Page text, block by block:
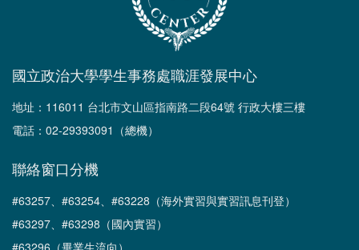
國立政治大學學生事務處職涯發展中心
地址：116011 台北市文山區指南路二段64號 行政大樓三樓
電話：02-29393091（總機）
聯絡窗口分機
#63257、#63254、#63228（海外實習與實習訊息刊登）
#63297、#63298（國內實習）
#63296（畢業生流向）